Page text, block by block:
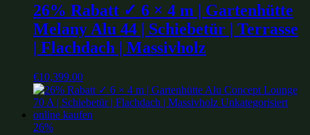
26% Rabatt ✓ 6 × 4 m | Gartenhütte
Melany Alu 44 | Schiebetür | Terrasse
| Flachdach | Massivholz
€10,399.00
26%